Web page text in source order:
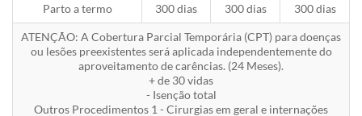
Parto a termo 300 dias 300 dias 300 dias
ATENÇÃO: A Cobertura Parcial Temporária (CPT) para doenças
ou lesões preexistentes será aplicada independentemente do
aproveitamento de carências. (24 Meses).
+ de 30 vidas
- Isenção total
Outros Procedimentos 1 - Cirurgias em geral e internações